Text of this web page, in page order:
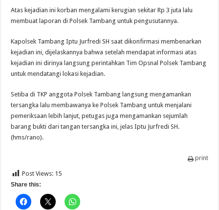
Atas kejadian ini korban mengalami kerugian sekitar Rp 3 juta lalu
membuat laporan di Polsek Tambang untuk pengusutannya.
Kapolsek Tambang Iptu Jurfredi SH saat dikonfirmasi membenarkan
kejadian ini, dijelaskannya bahwa setelah mendapat informasi atas
kejadian ini dirinya langsung perintahkan Tim Opsnal Polsek Tambang
untuk mendatangi lokasi kejadian.
Setiba di TKP anggota Polsek Tambang langsung mengamankan
tersangka lalu membawanya ke Polsek Tambang untuk menjalani
pemeriksaan lebih lanjut, petugas juga mengamankan sejumlah
barang bukti dari tangan tersangka ini, jelas Iptu Jurfredi SH.
(hms/rano).
print
Post Views: 15
Share this: